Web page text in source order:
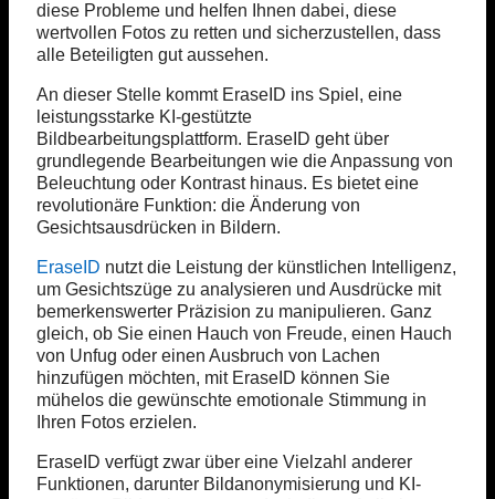
diese Probleme und helfen Ihnen dabei, diese
wertvollen Fotos zu retten und sicherzustellen, dass
alle Beteiligten gut aussehen.
An dieser Stelle kommt EraseID ins Spiel, eine
leistungsstarke KI-gestützte
Bildbearbeitungsplattform. EraseID geht über
grundlegende Bearbeitungen wie die Anpassung von
Beleuchtung oder Kontrast hinaus. Es bietet eine
revolutionäre Funktion: die Änderung von
Gesichtsausdrücken in Bildern.
EraseID nutzt die Leistung der künstlichen Intelligenz,
um Gesichtszüge zu analysieren und Ausdrücke mit
bemerkenswerter Präzision zu manipulieren. Ganz
gleich, ob Sie einen Hauch von Freude, einen Hauch
von Unfug oder einen Ausbruch von Lachen
hinzufügen möchten, mit EraseID können Sie
mühelos die gewünschte emotionale Stimmung in
Ihren Fotos erzielen.
EraseID verfügt zwar über eine Vielzahl anderer
Funktionen, darunter Bildanonymisierung und KI-